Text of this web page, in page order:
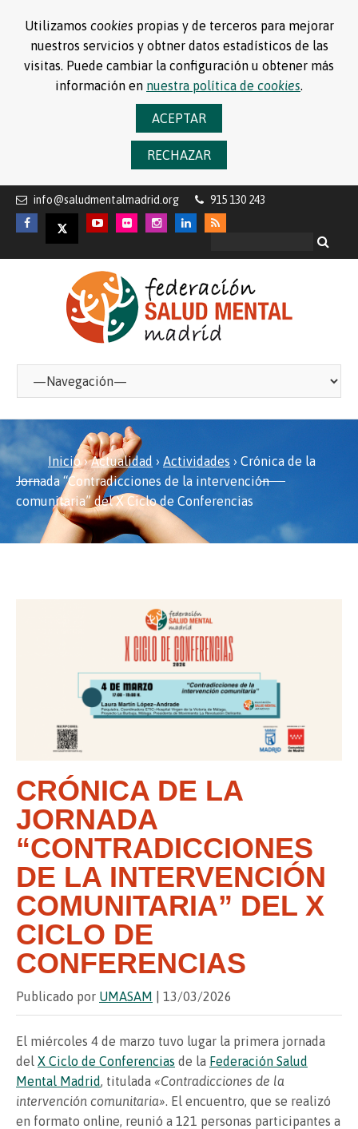
Utilizamos cookies propias y de terceros para mejorar
nuestros servicios y obtner datos estadísticos de las
visitas. Puede cambiar la configuración u obtener más
información en nuestra política de cookies.
ACEPTAR
RECHAZAR
info@saludmentalmadrid.org 915 130 243
Inicio›Actualidad › Actividades › Crónica de la
Jornada “Contradicciones de la intervención
comunitaria” del X Ciclo de Conferencias
CRÓNICA DE LA
JORNADA
“CONTRADICCIONES
DE LA INTERVENCIÓN
COMUNITARIA” DEL X
CICLO DE
CONFERENCIAS
Publicado por UMASAM | 13/03/2026
El miércoles 4 de marzo tuvo lugar la primera jornada
del X Ciclo de Conferencias de la Federación Salud
Mental Madrid
, titulada «Contradicciones de la
intervención comunitaria» . El encuentro, que se realizó
en formato online, reunió a 121 personas participantes a